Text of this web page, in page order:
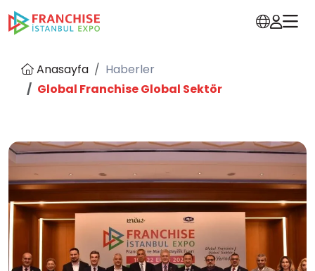
Anasayfa
Haberler
Global Franchise Global Sektör